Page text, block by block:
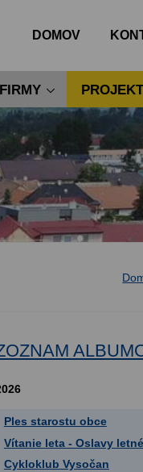
DOMOV
Ples starostu obce
Vítanie leta - Oslavy
Cykloklub Vysočan